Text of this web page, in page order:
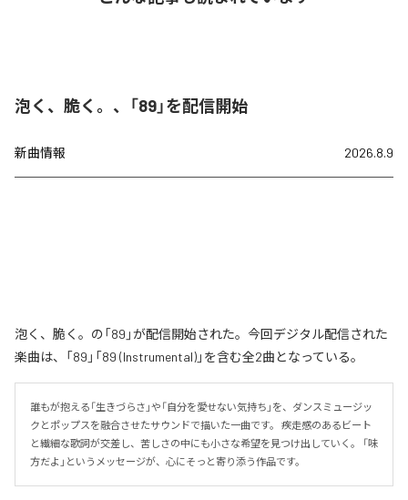
泡く、脆く。、「89」を配信開始
新曲情報 2026.8.9
泡く、脆く。の「89」が配信開始された。今回デジタル配信された
楽曲は、「89」「89 (Instrumental)」を含む全2曲となっている。
誰もが抱える「生きづらさ」や「自分を愛せない気持ち」を、ダンスミュージッ
クとポップスを融合させたサウンドで描いた一曲です。 疾走感のあるビート
と繊細な歌詞が交差し、苦しさの中にも小さな希望を見つけ出していく。 「味
方だよ」というメッセージが、心にそっと寄り添う作品です。